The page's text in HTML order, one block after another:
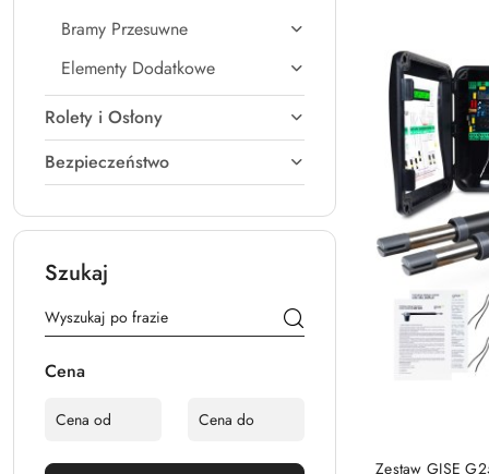
Bramy Przesuwne
Elementy Dodatkowe
Rolety i Osłony
Bezpieczeństwo
Szukaj
Cena
Zestaw GISE